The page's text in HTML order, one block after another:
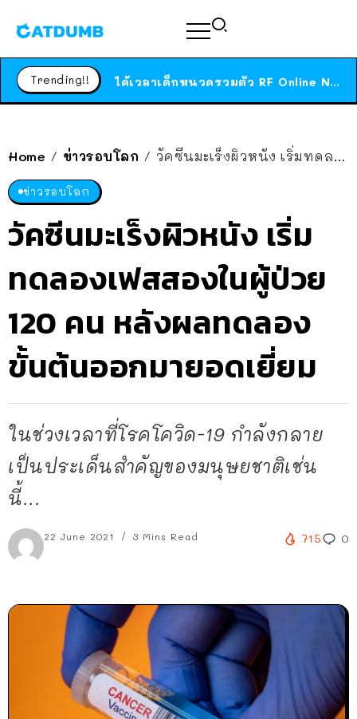
Trending!! ได้เวลาเด็กหนวดรวมตัว RF Online Next เปิดให้เล่นแล้ว เกม Sci-Fi MMORPG ระดับตำนาน เล่นได้ทั้งมือถือและ PC
Home / ข่าวรอบโลก / วัคซีนมะเร็งผิวหนัง เริ่มทดลองเฟสสองในผู้ป่วย 120 คน หลังผลทดลองขั้นต้นออกมายอดเยี่ยม
ข่าวรอบโลก
วัคซีนมะเร็งผิวหนัง เริ่ม
ทดลองเฟสสองในผู้ป่วย
120 คน หลังผลทดลอง
ขั้นต้นออกมายอดเยี่ยม
ในช่วงเวลาที่โรคโควิด-19 กำลังกลาย
เป็นประเด็นสำคัญของมนุษยชาติเช่น
นี้...
22 June 2021 3 Mins Read 715 0